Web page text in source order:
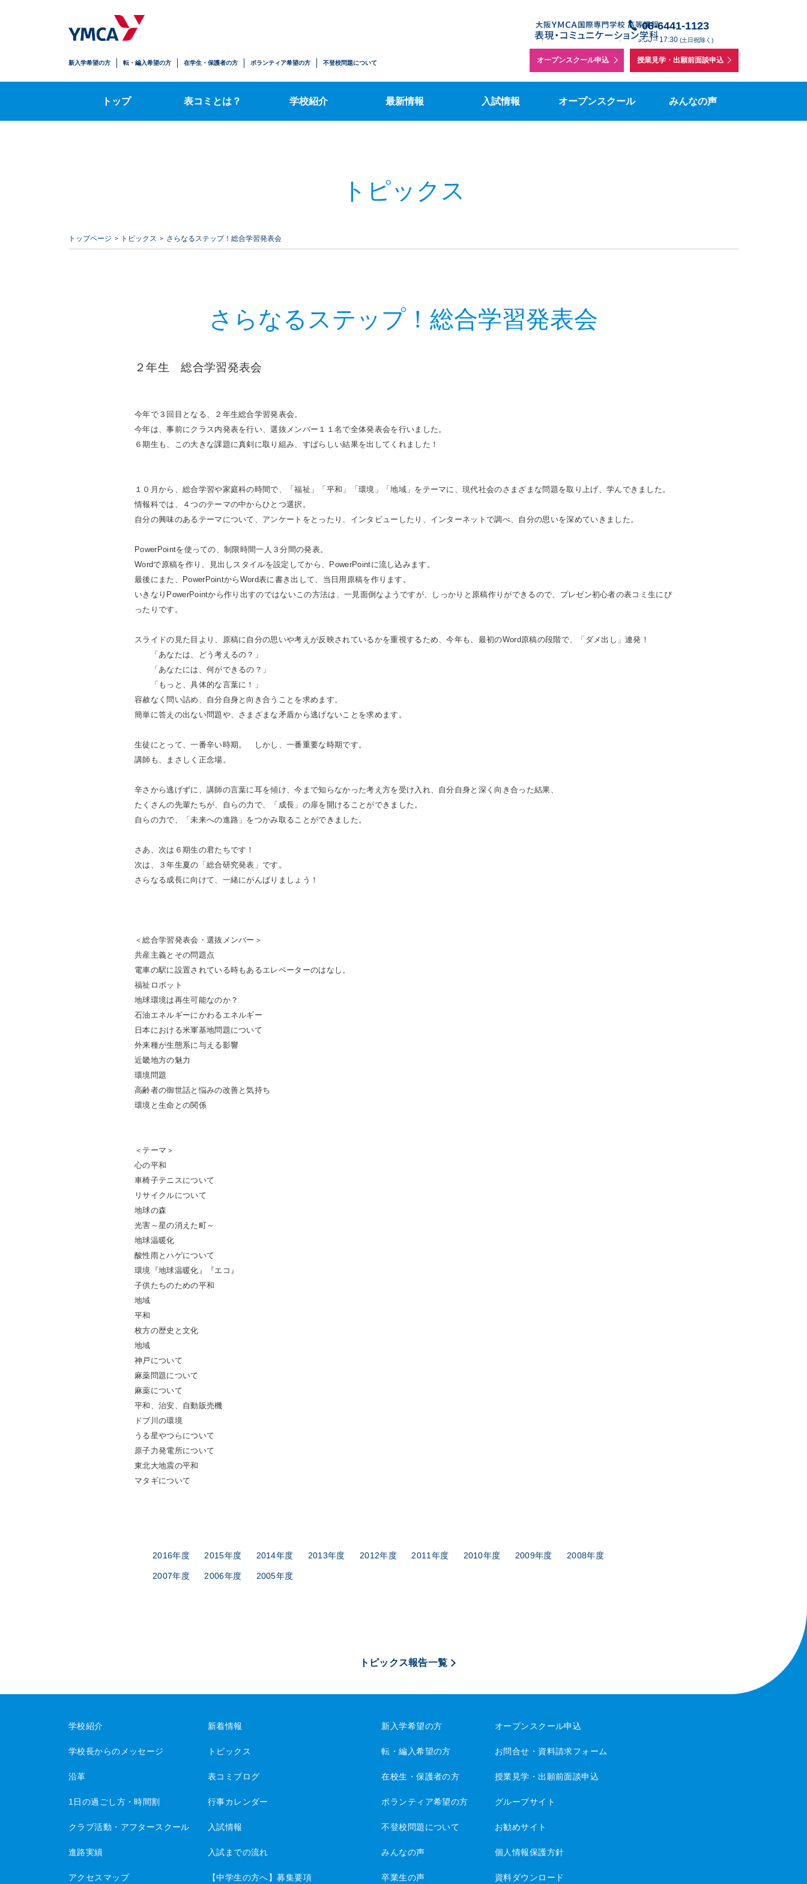
新入学希望の方 転・編入希望の方 在学生・保護者の方 ボランティア希望の方 不登校問題について
メールでの
お問い合わせ
06-6441-1123
9:30～17:30 (土日祝除く)
オープンスクール申込 授業見学・出願前面談申込
トップ 表コミとは？
自立への歩み
学校紹介
情報公開
最新情報
入試情報
【中学生の方へ】
オープンスクール
授業体験・学校説明会
個別相談
みんなの声
在校生の声
在校生保護者の声
トピックス
トップページ トピックス さらなるステップ！総合学習発表会
さらなるステップ！総合学習発表会
２年生 総合学習発表会
今年で３回目となる、２年生総合学習発表会。
今年は、事前にクラス内発表を行い、選抜メンバー１１名で全体発表会を行いました。
６期生も、この大きな課題に真剣に取り組み、すばらしい結果を出してくれました！
１０月から、総合学習や家庭科の時間で、「福祉」「平和」「環境」「地域」をテーマに、現代社会のさまざまな問題を取り上げ、学んできました。
情報科では、４つのテーマの中からひとつ選択。
自分の興味のあるテーマについて、アンケートをとったり、インタビューしたり、インターネットで調べ、自分の思いを深めていきました。
PowerPointを使っての、制限時間一人３分間の発表。
Wordで原稿を作り、見出しスタイルを設定してから、 PowerPointに流し込みます。
最後にまた、
PowerPointから Word表に書き出して、当日用原稿を作ります。
いきなり PowerPointから作り出すのではないこの方法は、一見面倒なようですが、しっかりと原稿作りができるので、プレゼン初心者の表コミ生にぴ
ったりです。
スライドの見た目より、原稿に自分の思いや考えが反映されているかを重視するため、今年も、最初のWord原稿の段階で、「ダメ出し」連発！
「あなたは、どう考えるの？」
「あなたには、何ができるの？」
「もっと、具体的な言葉に！」
容赦なく問い詰め、自分自身と向き合うことを求めます。
簡単に答えの出ない問題や、さまざまな矛盾から逃げないことを求めます。
生徒にとって、一番辛い時期。 しかし、一番重要な時期です。
講師も、まさしく正念場。
辛さから逃げずに、講師の言葉に耳を傾け、今まで知らなかった考え方を受け入れ、自分自身と深く向き合った結果、
たくさんの先輩たちが、自らの力で、「成長」の扉を開けることができました。
自らの力で、「未来への進路」をつかみ取ることができました。
さあ、次は６期生の君たちです！
次は、３年生夏の「総合研究発表」です。
さらなる成長に向けて、一緒にがんばりましょう！
＜総合学習発表会・選抜メンバー＞
共産主義とその問題点
電車の駅に設置されている時もあるエレベーターのはなし。
福祉ロボット
地球環境は再生可能なのか？
石油エネルギーにかわるエネルギー
日本における米軍基地問題について
外来種が生態系に与える影響
近畿地方の魅力
環境問題
高齢者の御世話と悩みの改善と気持ち
環境と生命との関係
＜テーマ＞
心の平和
車椅子テニスについて
リサイクルについて
地球の森
光害～星の消えた町～
地球温暖化
酸性雨とハゲについて
環境『地球温暖化』『エコ』
子供たちのための平和
地域
平和
枚方の歴史と文化
地域
神戸について
麻薬問題について
麻薬について
平和、治安、自動販売機
ドブ川の環境
うる星やつらについて
原子力発電所について
東北大地震の平和
マタギについて
2016年度 2015年度 2014年度 2013年度 2012年度 2011年度 2010年度 2009年度 2008年度
2007年度 2006年度 2005年度
トピックス報告一覧
学校紹介
学校長からのメッセージ
沿革
1日の過ごし方・時間割
クラブ活動・アフタースクール
進路実績
アクセスマップ
新着情報
トピックス
表コミブログ
行事カレンダー
入試情報
入試までの流れ
【中学生の方へ】募集要項
新入学希望の方
転・編入希望の方
在校生・保護者の方
ボランティア希望の方
不登校問題について
みんなの声
卒業生の声
オープンスクール申込
お問合せ・資料請求フォーム
授業見学・出願前面談申込
グループサイト
お勧めサイト
個人情報保護方針
資料ダウンロード